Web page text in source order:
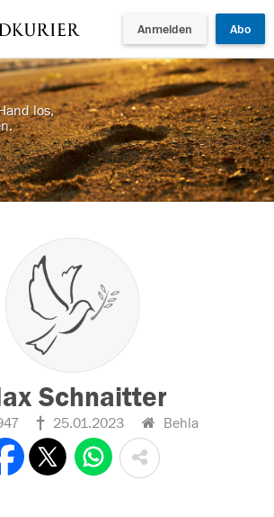
Anmelden Abo
los,
Schnaitter
25.01.2023 Behla